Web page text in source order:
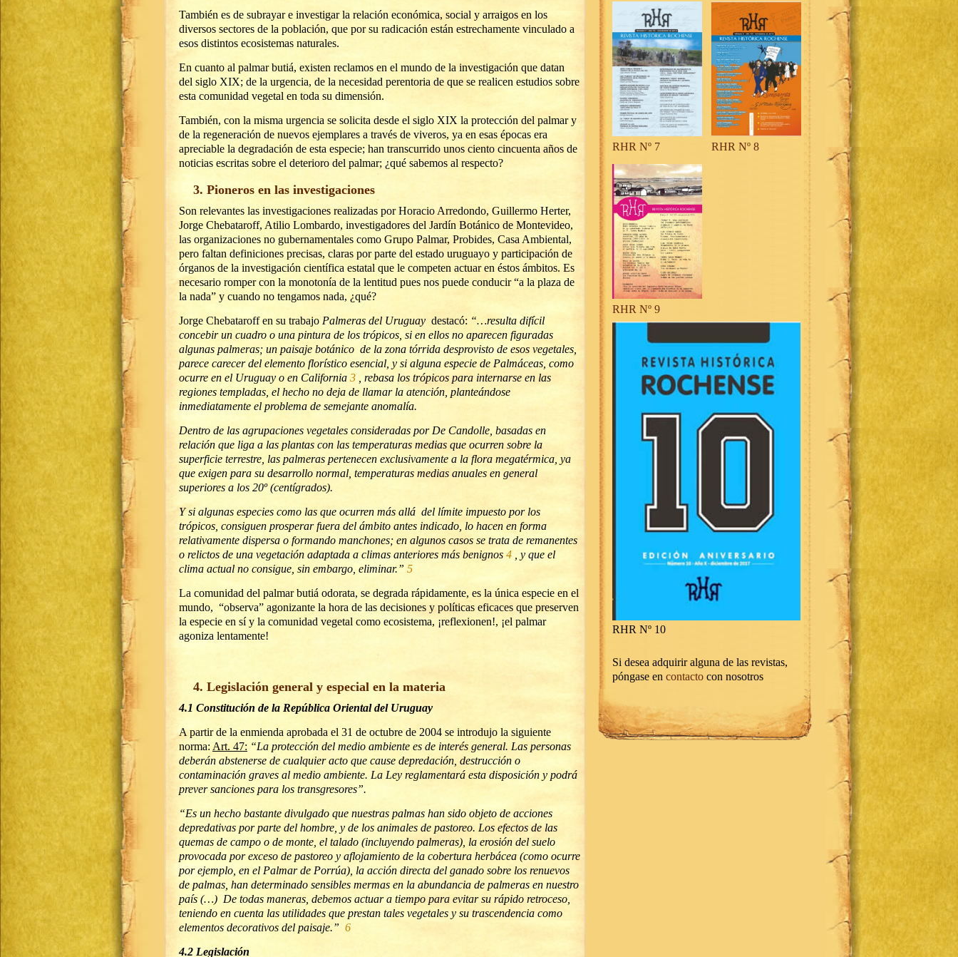
También es de subrayar e investigar la relación económica, social y arraigos en los
diversos sectores de la población, que por su radicación están estrechamente vinculado a
esos distintos ecosistemas naturales.
En cuanto al palmar butiá, existen reclamos en el mundo de la investigación que datan
del siglo XIX; de la urgencia, de la necesidad perentoria de que se realicen estudios sobre
esta comunidad vegetal en toda su dimensión.
También, con la misma urgencia se solicita desde el siglo XIX la protección del palmar y
de la regeneración de nuevos ejemplares a través de viveros, ya en esas épocas era
apreciable la degradación de esta especie; han transcurrido unos ciento cincuenta años de
noticias escritas sobre el deterioro del palmar; ¿qué sabemos al respecto?
3. Pioneros en las investigaciones
Son relevantes las investigaciones realizadas por Horacio Arredondo, Guillermo Herter,
Jorge Chebataroff, Atilio Lombardo, investigadores del Jardín Botánico de Montevideo,
las organizaciones no gubernamentales como Grupo Palmar, Probides, Casa Ambiental,
pero faltan definiciones precisas, claras por parte del estado uruguayo y participación de
órganos de la investigación científica estatal que le competen actuar en éstos ámbitos. Es
necesario romper con la monotonía de la lentitud pues nos puede conducir “a la plaza de
la nada” y cuando no tengamos nada, ¿qué?
Jorge Chebataroff en su trabajo Palmeras del Uruguay destacó: “…resulta difícil
concebir un cuadro o una pintura de los trópicos, si en ellos no aparecen figuradas
algunas palmeras; un paisaje botánico de la zona tórrida desprovisto de esos vegetales,
parece carecer del elemento florístico esencial, y si alguna especie de Palmáceas, como
ocurre en el Uruguay o en California 3
, rebasa los trópicos para internarse en las
regiones templadas, el hecho no deja de llamar la atención, planteándose
inmediatamente el problema de semejante anomalía.
Dentro de las agrupaciones vegetales consideradas por De Candolle, basadas en
relación que liga a las plantas con las temperaturas medias que ocurren sobre la
superficie terrestre, las palmeras pertenecen exclusivamente a la flora megatérmica, ya
que exigen para su desarrollo normal, temperaturas medias anuales en general
superiores a los 20º (centígrados).
Y si algunas especies como las que ocurren más allá del límite impuesto por los
trópicos, consiguen prosperar fuera del ámbito antes indicado, lo hacen en forma
relativamente dispersa o formando manchones; en algunos casos se trata de remanentes
o relictos de una vegetación adaptada a climas anteriores más benignos 4
, y que el
clima actual no consigue, sin embargo, eliminar.” 5
La comunidad del palmar butiá odorata, se degrada rápidamente, es la única especie en el
mundo, “observa” agonizante la hora de las decisiones y políticas eficaces que preserven
la especie en sí y la comunidad vegetal como ecosistema, ¡reflexionen!, ¡el palmar
agoniza lentamente!
4. Legislación general y especial en la materia
4.1 Constitución de la República Oriental del Uruguay
A partir de la enmienda aprobada el 31 de octubre de 2004 se introdujo la siguiente
norma: Art. 47: “La protección del medio ambiente es de interés general. Las personas
deberán abstenerse de cualquier acto que cause depredación, destrucción o
contaminación graves al medio ambiente. La Ley reglamentará esta disposición y podrá
prever sanciones para los transgresores”.
“Es un hecho bastante divulgado que nuestras palmas han sido objeto de acciones
depredativas por parte del hombre, y de los animales de pastoreo. Los efectos de las
quemas de campo o de monte, el talado (incluyendo palmeras), la erosión del suelo
provocada por exceso de pastoreo y aflojamiento de la cobertura herbácea (como ocurre
por ejemplo, en el Palmar de Porrúa), la acción directa del ganado sobre los renuevos
de palmas, han determinado sensibles mermas en la abundancia de palmeras en nuestro
país (…) De todas maneras, debemos actuar a tiempo para evitar su rápido retroceso,
teniendo en cuenta las utilidades que prestan tales vegetales y su trascendencia como
elementos decorativos del paisaje.” 6
4.2 Legislación
RHR Nº 7 RHR Nº 8
RHR Nº 9
RHR Nº 10
Si desea adquirir alguna de las revistas,
póngase en contacto con nosotros